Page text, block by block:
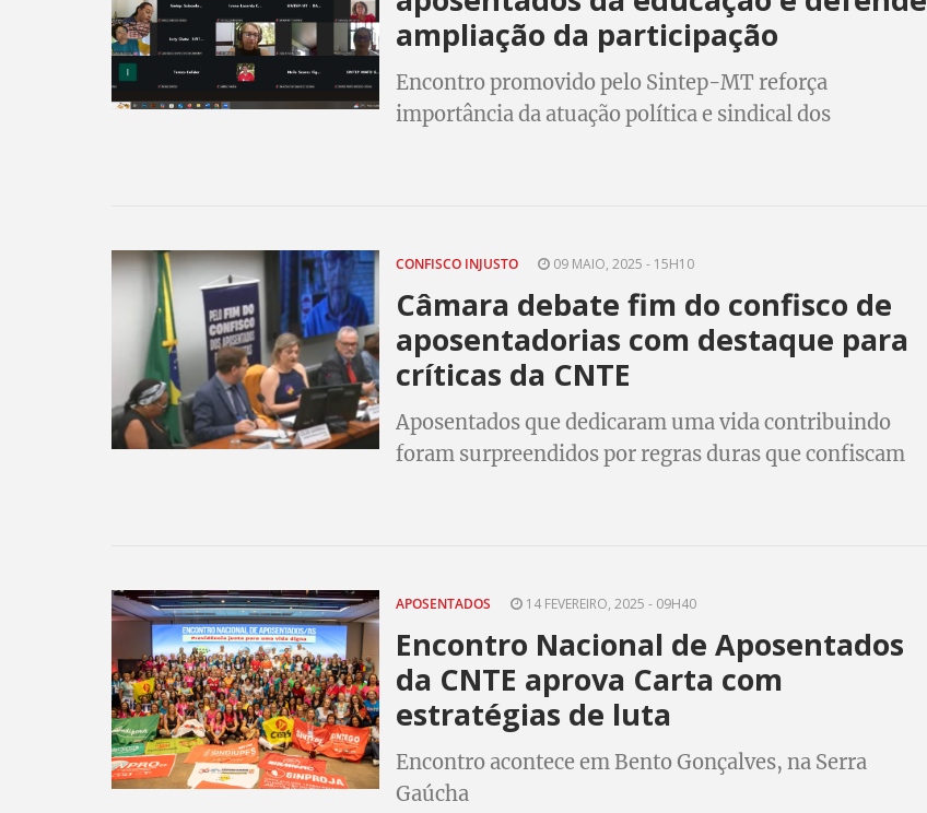
ampliação da participação
Encontro promovido pelo Sintep-MT reforça
importância da atuação política e sindical dos
CONFISCO INJUSTO 09 MAIO, 2025 - 15H10
Câmara debate fim do confisco de
aposentadorias com destaque para
críticas da CNTE
Aposentados que dedicaram uma vida contribuindo
foram surpreendidos por regras duras que confiscam
APOSENTADOS 14 FEVEREIRO, 2025 - 09H40
Encontro Nacional de Aposentados
da CNTE aprova Carta com
estratégias de luta
Encontro acontece em Bento Gonçalves, na Serra
Gaúcha